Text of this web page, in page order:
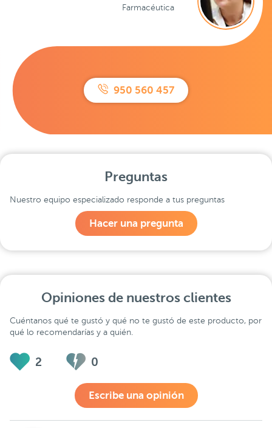
950 560 457
Farmacéutica
Preguntas
Nuestro equipo especializado responde a tus preguntas
Hacer una pregunta
Opiniones de nuestros clientes
Cuéntanos qué te gustó y qué no te gustó de este producto, por
qué lo recomendarías y a quién.
2 0
Escribe una opinión